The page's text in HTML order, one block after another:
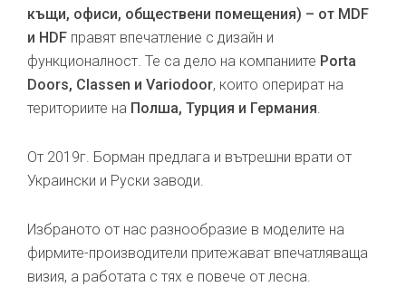
къщи, офиси, обществени помещения) – от MDF
и HDF правят впечатление с дизайн и
функционалност. Те са дело на компаниите Porta
Doors, Classen и Variodoor, които оперират на
териториите на Полша, Турция и Германия
От 2019г. Борман предлага и вътрешни врати от
Украински и Руски заводи.
Избраното от нас разнообразие в моделите на
фирмите-производители притежават впечатляваща
визия, а работата с тях е повече от лесна.